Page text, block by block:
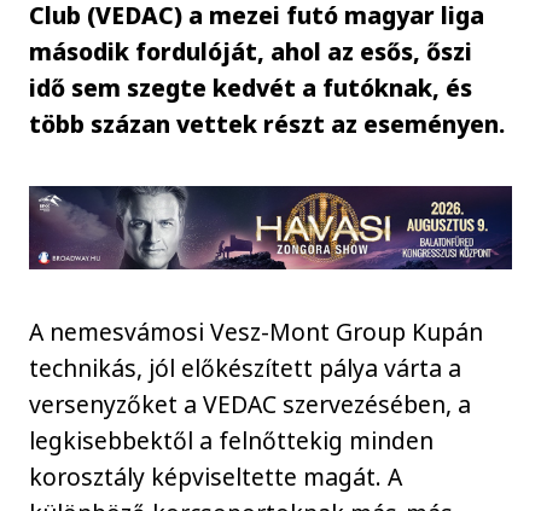
Club (VEDAC) a mezei futó magyar liga
második fordulóját, ahol az esős, őszi
idő sem szegte kedvét a futóknak, és
több százan vettek részt az eseményen.
A nemesvámosi Vesz-Mont Group Kupán
technikás, jól előkészített pálya várta a
versenyzőket a VEDAC szervezésében, a
legkisebbektől a felnőttekig minden
korosztály képviseltette magát. A